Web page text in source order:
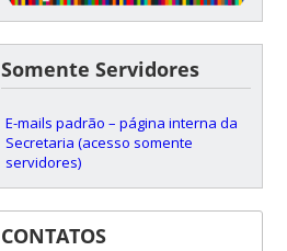
Somente Servidores
E-mails padrão – página interna da
Secretaria (acesso somente
servidores)
CONTATOS